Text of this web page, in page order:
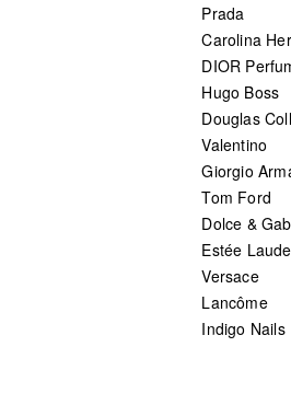
Prada
Carolina
DIOR
Hugo Boss
Douglas
Valentino
Giorgio
Tom Ford
Dolce &
Estée
Versace
Lancôme
Indigo Nails